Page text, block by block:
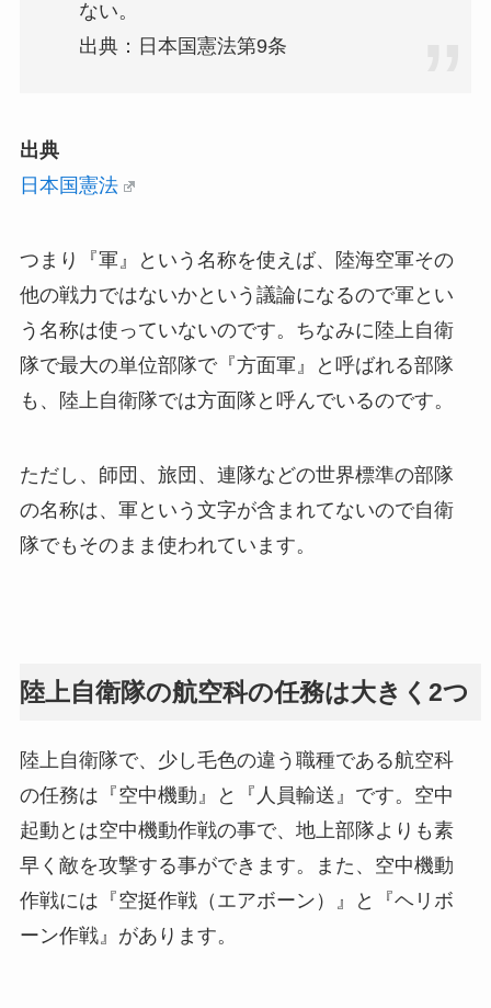
ない。
出典：日本国憲法第9条
出典
日本国憲法
つまり『軍』という名称を使えば、陸海空軍その
他の戦力ではないかという議論になるので軍とい
う名称は使っていないのです。ちなみに陸上自衛
隊で最大の単位部隊で『方面軍』と呼ばれる部隊
も、陸上自衛隊では方面隊と呼んでいるのです。
ただし、師団、旅団、連隊などの世界標準の部隊
の名称は、軍という文字が含まれてないので自衛
隊でもそのまま使われています。
陸上自衛隊の航空科の任務は大きく2つ
陸上自衛隊で、少し毛色の違う職種である航空科
の任務は『空中機動』と『人員輸送』です。空中
起動とは空中機動作戦の事で、地上部隊よりも素
早く敵を攻撃する事ができます。また、空中機動
作戦には『空挺作戦（エアボーン）』と『ヘリボ
ーン作戦』があります。